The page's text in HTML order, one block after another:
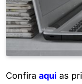
Confira aqui as